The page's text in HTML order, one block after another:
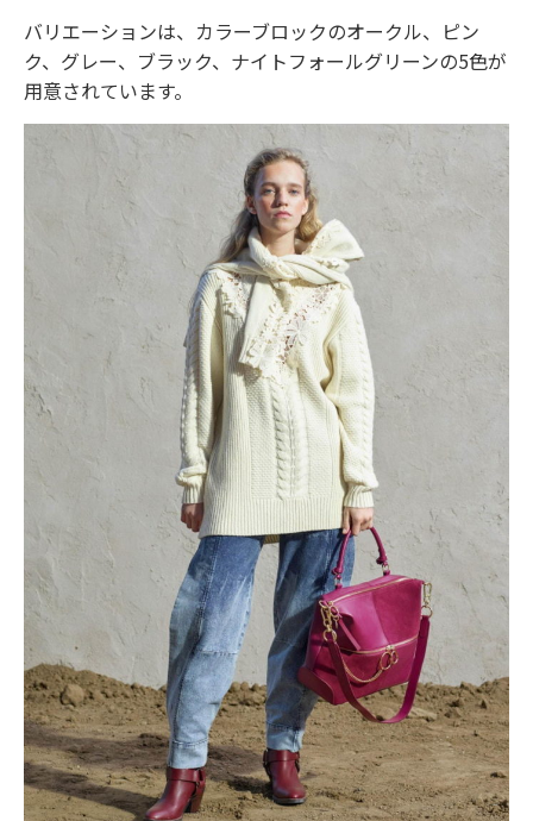
バリエーションは、カラーブロックのオークル、ピン
ク、グレー、ブラック、ナイトフォールグリーンの5色が
用意されています。